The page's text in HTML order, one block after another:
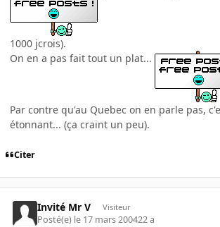
1000 jcrois).
On en a pas fait tout un plat...
Par contre qu'au Quebec on en parle pas,
étonnant... (ça craint un peu).
Citer
Invité Mr V Visiteur
Posté(e) le 17 mars 200422 a